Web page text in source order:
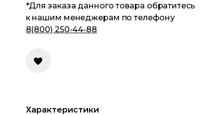
*Для заказа данного товара обратитесь
к нашим менеджерам по телефону
8(800) 250-44-88
Характеристики